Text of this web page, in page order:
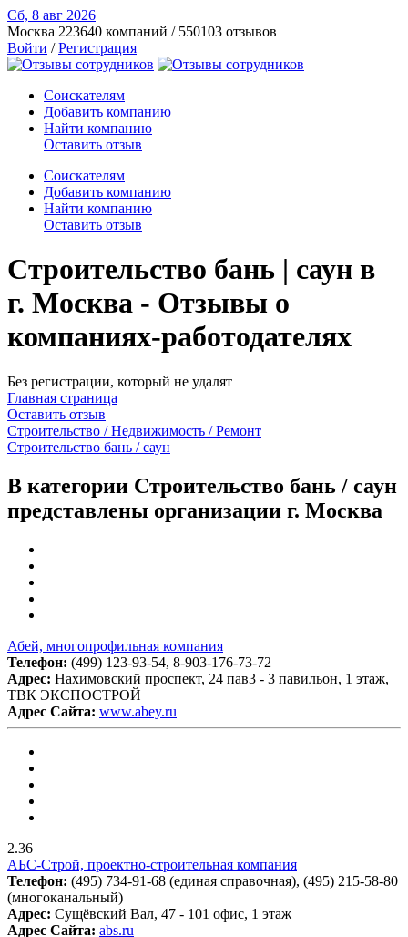
Сб, 8 авг 2026
Москва 223640 компаний / 550103 отзывов
Войти /Регистрация
Соискателям
Добавить компанию
Найти компанию
Оставить отзыв
Соискателям
Добавить компанию
Найти компанию
Оставить отзыв
Строительство бань | саун в
г. Москва - Отзывы о
компаниях-работодателях
Без регистрации, который не удалят
Главная страница
Оставить отзыв
Строительство / Недвижимость / Ремонт
Строительство бань / саун
В категории Строительство бань / саун
представлены организации г. Москва
Абей, многопрофильная компания
Телефон: (499) 123-93-54, 8-903-176-73-72
Адрес: Нахимовский проспект, 24 пав3 - 3 павильон, 1 этаж,
ТВК ЭКСПОСТРОЙ
Адрес Сайта: www.abey.ru
2.36
АБС-Строй, проектно-строительная компания
Телефон: (495) 734-91-68 (единая справочная), (495) 215-58-80
(многоканальный)
Адрес: Сущёвский Вал, 47 - 101 офис, 1 этаж
Адрес Сайта: abs.ru